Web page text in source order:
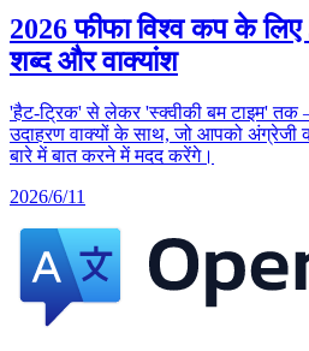
2026 फीफा विश्व कप के
शब्द और वाक्यांश
'हैट-ट्रिक' से लेकर 'स्क्वीकी बम टाइम' तक
उदाहरण वाक्यों के साथ, जो आपको
बारे में बात करने में मदद करेंगे।
2026/6/11